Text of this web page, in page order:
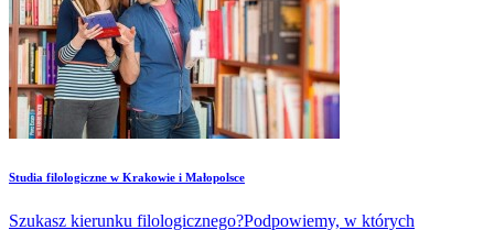
Studia filologiczne w Krakowie i Małopolsce
Szukasz kierunku filologicznego?Podpowiemy, w których